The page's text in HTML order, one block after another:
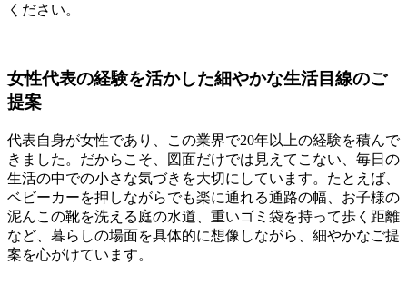
ください。
女性代表の経験を活かした細やかな生活目線のご
提案
代表自身が女性であり、この業界で20年以上の経験を積んで
きました。だからこそ、図面だけでは見えてこない、毎日の
生活の中での小さな気づきを大切にしています。たとえば、
ベビーカーを押しながらでも楽に通れる通路の幅、お子様の
泥んこの靴を洗える庭の水道、重いゴミ袋を持って歩く距離
など、暮らしの場面を具体的に想像しながら、細やかなご提
案を心がけています。